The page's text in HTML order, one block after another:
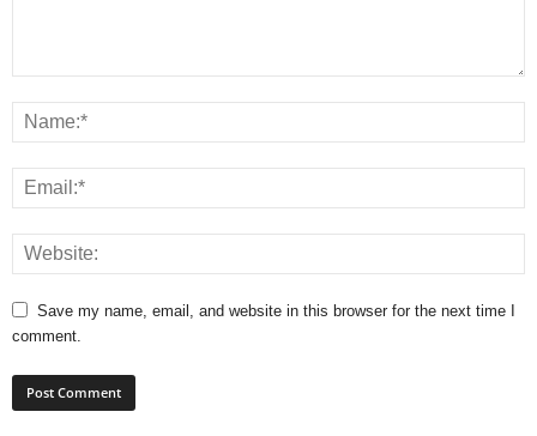
Save my name, email, and website in this browser for the next time I
comment.